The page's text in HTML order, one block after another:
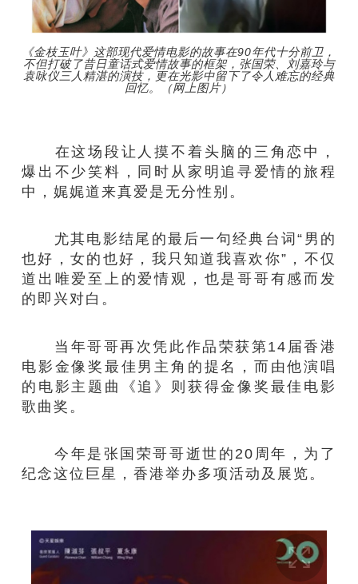
《金枝玉叶》这部现代爱情电影的故事在90年代十分前卫，
不但打破了昔日童话式爱情故事的框架，张国荣、刘嘉玲与
袁咏仪三人精湛的演技，更在光影中留下了令人难忘的经典
回忆。（网上图片）
在这场段让人摸不着头脑的三角恋中，
爆出不少笑料，同时从家明追寻爱情的旅程
中，娓娓道来真爱是无分性别。
尤其电影结尾的最后一句经典台词“男的
也好，女的也好，我只知道我喜欢你”，不仅
道出唯爱至上的爱情观，也是哥哥有感而发
的即兴对白。
当年哥哥再次凭此作品荣获第14届香港
电影金像奖最佳男主角的提名，而由他演唱
的电影主题曲《追》则获得金像奖最佳电影
歌曲奖。
今年是张国荣哥哥逝世的20周年，为了
纪念这位巨星，香港举办多项活动及展览。